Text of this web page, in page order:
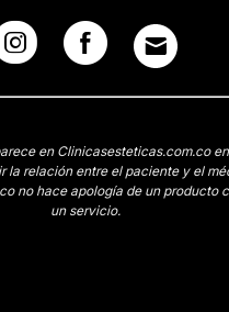
en Clinicasesteticas.com.co
la relación entre el paciente y el
no hace apología de un producto
un servicio.